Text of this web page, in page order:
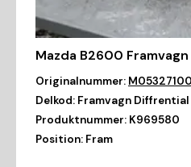
Mazda B2600
Originalnummer:
Delkod: Framvagn Diffrential
Produktnummer: K969580
Position: Fram